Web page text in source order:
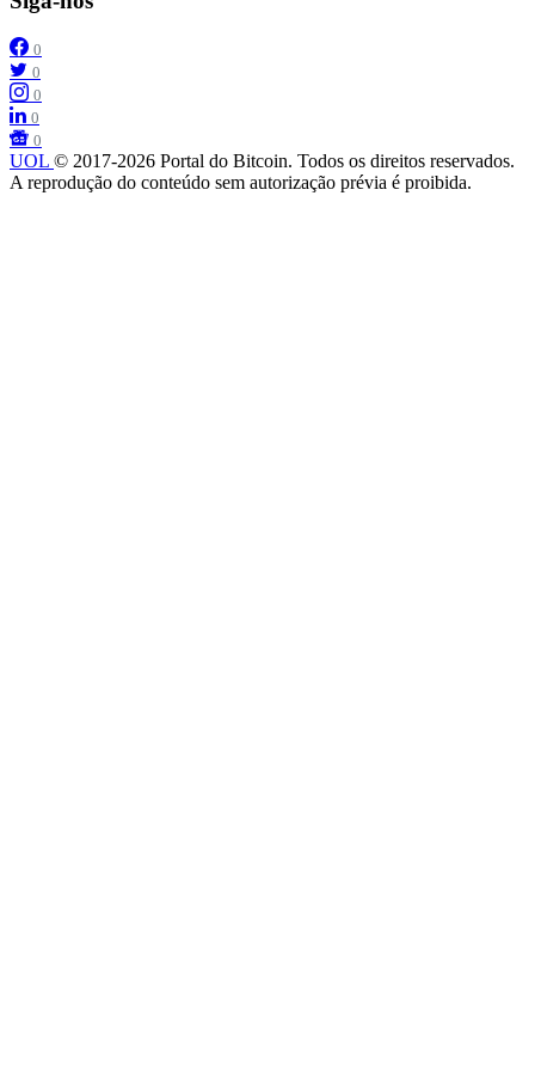
0
0
0
0
0
UOL © 2017-2026 Portal do Bitcoin. Todos os direitos reservados.
A reprodução do conteúdo sem autorização prévia é proibida.